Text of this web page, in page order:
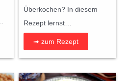
Überkochen? In diesem
Rezept lernst…
➟ zum Rezept